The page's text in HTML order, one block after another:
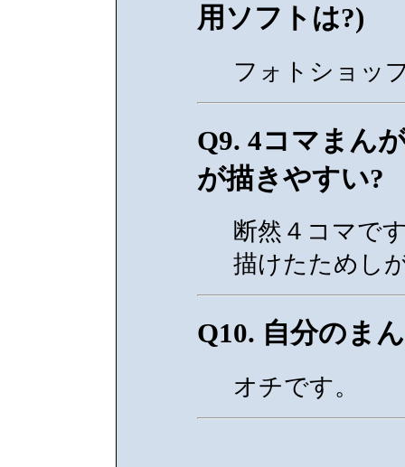
用ソフトは?)
フォトショッ
Q9. 4コマまん
が描きやすい?
断然４コマで
描けたためし
Q10. 自分のま
オチです。